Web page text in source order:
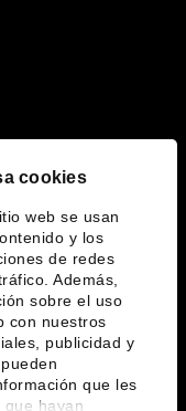
cookies
web se usan
y los
de redes
Además,
sobre el uso
con nuestros
publicidad y
que les
hayan